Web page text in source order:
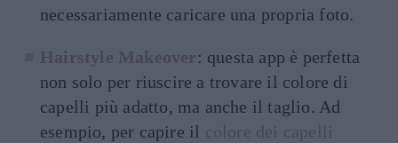
necessariamente caricare una propria foto.
Hairstyle Makeover: questa app è perfetta
non solo per riuscire a trovare il colore di
capelli più adatto, ma anche il taglio. Ad
esempio, per capire il colore dei capelli